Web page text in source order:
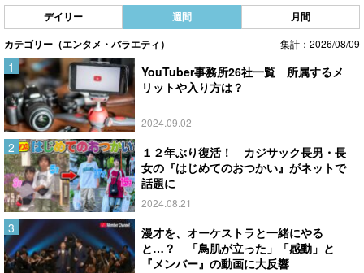
デイリー 週間 月間
カテゴリー（エンタメ・バラエティ） 集計：2026/08/09
YouTuber事務所26社一覧 所属するメ
リットや入り方は？
2024.09.02
１２年ぶり復活！ カジサック長男・長
女の『はじめてのおつかい』がネットで
話題に
2024.08.21
漫才を、オーケストラと一緒にやる
と…？ 「鳥肌が立った」「感動」と
『メンバー』の動画に大反響